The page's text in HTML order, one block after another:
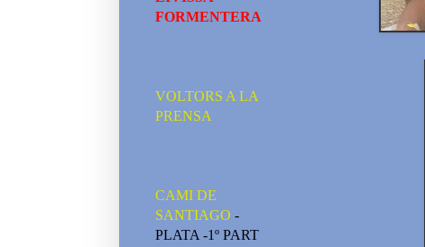
FORMENTERA
VOLTORS A LA
PRENSA
CAMI DE
SANTIAGO -
PLATA -1º PART